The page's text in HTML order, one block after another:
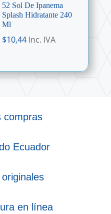
52 Sol De Ipanema
Splash Hidratante 240
Ml
$10,44 Inc. IVA
compras
Ecuador
en línea